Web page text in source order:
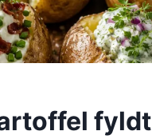
fyldt